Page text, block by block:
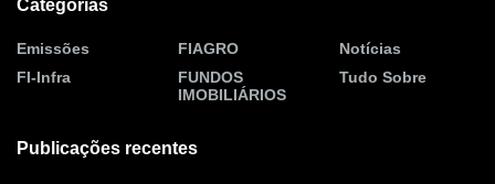
Categorias
Emissões
FI-Infra
FIAGRO
FUNDOS
IMOBILIÁRIOS
Notícias
Tudo Sobre
Publicações recentes